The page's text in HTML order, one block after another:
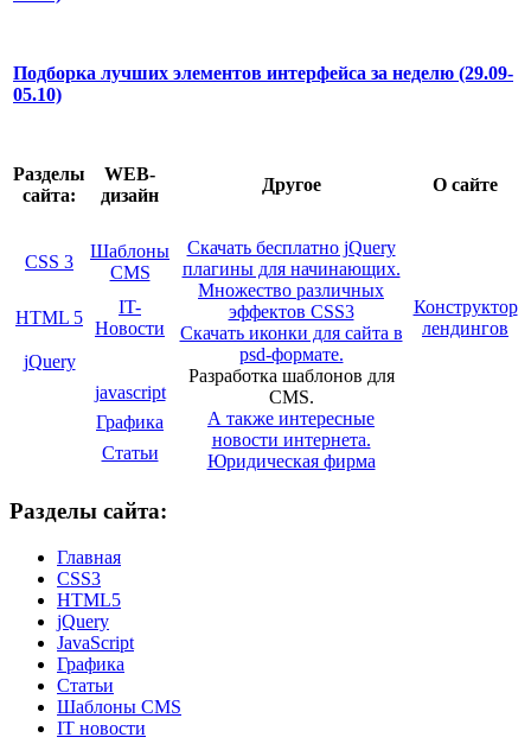
Подборка лучших элементов интерфейса за неделю (29.09-
05.10)
Разделы
сайта:
WEB-
дизайн
Другое О сайте
CSS 3
Шаблоны
CMS
Скачать бесплатно jQuery
плагины для начинающих.
Множество различных
эффектов CSS3
Скачать иконки для сайта в
psd-формате.
Разработка шаблонов для
CMS.
А также интересные
новости интернета.
Юридическая фирма
HTML 5
IT-
Новости
Конструктор
лендингов
jQuery
javascript
Графика
Статьи
Разделы сайта:
Главная
CSS3
HTML5
jQuery
JavaScript
Графика
Статьи
Шаблоны CMS
IT новости